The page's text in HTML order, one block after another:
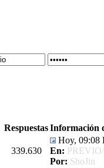
RespuestasInformación
339.630
Hoy, 09:08
En:
Por: ShoJin